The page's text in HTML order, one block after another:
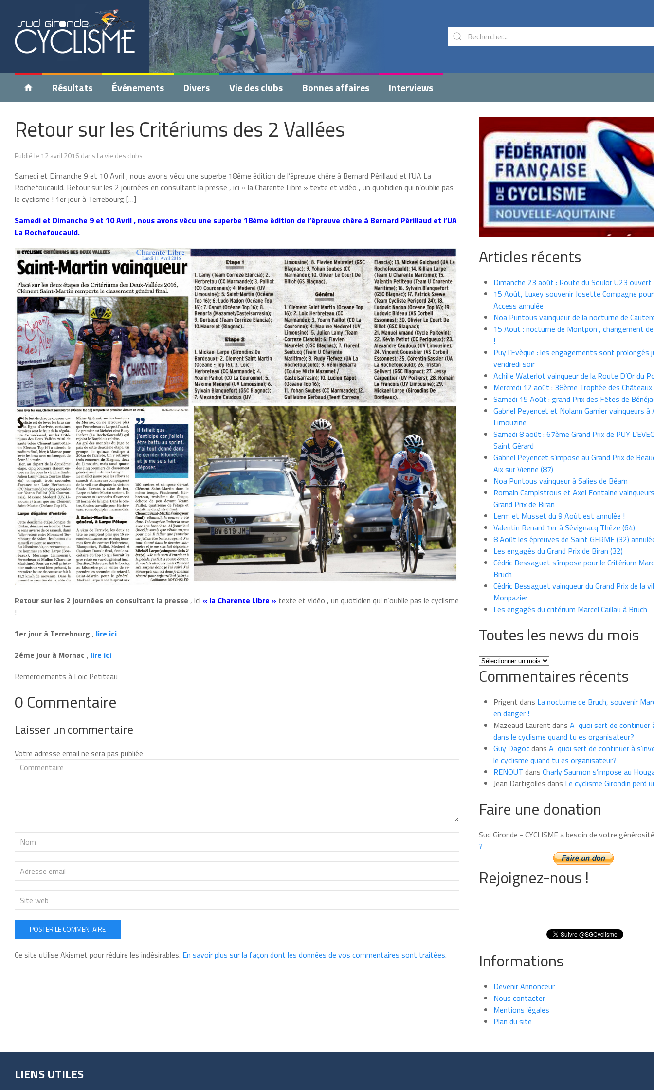
Résultats Événements Divers Vie des clubs Bonnes affaires Interviews
Retour sur les Critériums des 2 Vallées
Publié le 12 avril 2016 dans La vie des clubs
Samedi et Dimanche 9 et 10 Avril , nous avons vécu une superbe 18éme édition de l’épreuve chére à Bernard Périllaud et l’UA La
Rochefoucauld. Retour sur les 2 journées en consultant la presse , ici « la Charente Libre » texte et vidéo , un quotidien qui n’oublie pas
le cyclisme ! 1er jour à Terrebourg […]
Samedi et Dimanche 9 et 10 Avril , nous avons vécu une superbe 18éme édition de l’épreuve chére à Bernard Périllaud et l’UA
La Rochefoucauld.
Retour sur les 2 journées en consultant la presse , ici « la Charente Libre » texte et vidéo , un quotidien qui n’oublie pas le cyclisme
!
1er jour à Terrebourg , lire ici
2éme jour à Mornac , lire ici
Remerciements à Loic Petiteau
0 Commentaire
Laisser un commentaire
Votre adresse email ne sera pas publiée
POSTER LE COMMENTAIRE
Ce site utilise Akismet pour réduire les indésirables. En savoir plus sur la façon dont les données de vos commentaires sont traitées.
Articles récents
Dimanche 23 août : Route du Soulor U23 ouvert
15 Août, Luxey souvenir Josette Compagne
Access annulée
Noa Puntous vainqueur de la nocturne de
15 Août : nocturne de Montpon , changement
!
Puy l’Evèque : les engagements sont prolongés
vendredi soir
Achille Waterlot vainqueur de la Route D’Or du
Mercredi 12 août : 38ème Trophée des Châteaux
Samedi 15 Août : grand Prix des Fêtes de
Gabriel Peyencet et Nolann Garnier vainqueurs à
Limouzine
Samedi 8 août : 67ème Grand Prix de PUY
Saint Gérard
Gabriel Peyencet s’impose au Grand Prix de
Aix sur Vienne (87)
Noa Puntous vainqueur à Salies de Béarn
Romain Campistrous et Axel Fontaine
Grand Prix de Biran
Lerm et Musset du 9 Août est annulée !
Valentin Renard 1er à Sévignacq Théze (64)
8 Août les épreuves de Saint GERME (32)
Les engagés du Grand Prix de Biran (32)
Cédric Bessaguet s’impose pour le Critérium
Bruch
Cédric Bessaguet vainqueur du Grand Prix de la
Monpazier
Les engagés du critérium Marcel Caillau à Bruch
Toutes les news du mois
Toutes
les
news
mois
Commentaires récents
Prigent dans La nocturne de Bruch, souvenir
en danger !
Mazeaud Laurent dans A quoi sert de continuer
dans le cyclisme quand tu es organisateur?
Guy Dagot dans A quoi sert de continuer à
le cyclisme quand tu es organisateur?
RENOUT dans Charly Saumon s’impose au
Jean Dartigolles dans Le cyclisme Girondin perd
Faire une donation
Sud Gironde - CYCLISME a besoin de votre
?
Rejoignez-nous !
Informations
Devenir Annonceur
Nous contacter
Mentions légales
Plan du site
LIENS UTILES